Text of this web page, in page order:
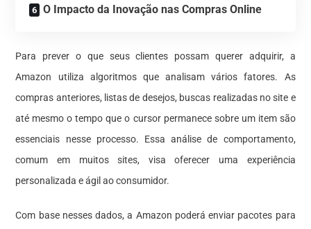
O Impacto da Inovação nas Compras Online
Para prever o que seus clientes possam querer adquirir, a
Amazon utiliza algoritmos que analisam vários fatores. As
compras anteriores, listas de desejos, buscas realizadas no site e
até mesmo o tempo que o cursor permanece sobre um item são
essenciais nesse processo. Essa análise de comportamento,
comum em muitos sites, visa oferecer uma experiência
personalizada e ágil ao consumidor.
Com base nesses dados, a Amazon poderá enviar pacotes para